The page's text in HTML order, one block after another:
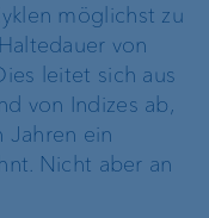
möglichst zu
von
leitet sich aus
von Indizes ab,
Jahren ein
Nicht aber an